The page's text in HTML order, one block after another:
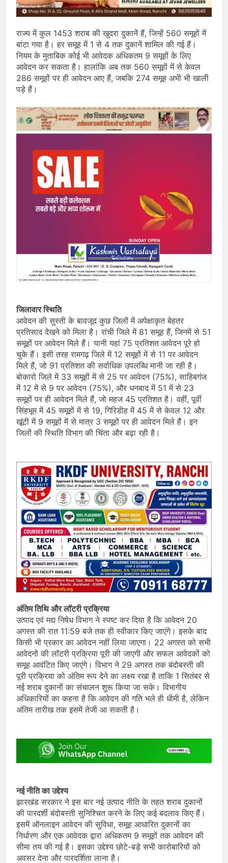
राज्य में कुल 1453 शराब की खुदरा दुकानें हैं, जिन्हें 560 समूहों में
बांटा गया है। हर समूह में 1 से 4 तक दुकानें शामिल की गई हैं।
नियम के मुताबिक कोई भी आवेदक अधिकतम 9 समूहों के लिए
आवेदन कर सकता है। हालांकि अब तक 560 समूहों में से केवल
286 समूहों पर ही आवेदन आए हैं, जबकि 274 समूह अभी भी खाली
पड़े हैं।
जिलावार स्थिति
आवेदन की सुस्ती के बावजूद कुछ जिलों में अपेक्षाकृत बेहतर
प्रतिसाद देखने को मिला है। रांची जिले में 81 समूह हैं, जिनमें से 51
समूहों पर आवेदन मिले हैं। यानी यहां 75 प्रतिशत आवेदन पूरे हो
चुके हैं। इसी तरह रामगढ़ जिले में 12 समूहों में से 11 पर आवेदन
मिले हैं, जो 91 प्रतिशत की सर्वाधिक उपलब्धि मानी जा रही है।
बोकारो जिले में 33 समूहों में से 25 पर आवेदन (75%), साहिबगंज
में 12 में से 9 पर आवेदन (75%), और धनबाद में 51 में से 23
समूहों पर ही आवेदन मिले हैं, जो महज 45 प्रतिशत है। वहीं, पूर्वी
सिंहभूम में 45 समूहों में से 19, गिरिडीह में 45 में से केवल 12 और
खूंटी में 9 समूहों में से मात्र 3 समूहों पर ही आवेदन मिले हैं। इन
जिलों की स्थिति विभाग की चिंता और बढ़ा रही है।
अंतिम तिथि और लॉटरी प्रक्रिया
उत्पाद एवं मद्य निषेध विभाग ने स्पष्ट कर दिया है कि आवेदन 20
अगस्त की रात 11:59 बजे तक ही स्वीकार किए जाएंगे। इसके बाद
किसी भी प्रकार का आवेदन नहीं लिया जाएगा। 22 अगस्त को सभी
आवेदनों की लॉटरी प्रक्रिया पूरी की जाएगी और सफल आवेदकों को
समूह आवंटित किए जाएंगे। विभाग ने 29 अगस्त तक बंदोबस्ती की
पूरी प्रक्रिया को अंतिम रूप देने का लक्ष्य रखा है ताकि 1 सितंबर से
नई शराब दुकानों का संचालन शुरू किया जा सके। विभागीय
अधिकारियों का कहना है कि आवेदन की गति भले ही धीमी है, लेकिन
अंतिम तारीख तक इसमें तेजी आ सकती है।
नई नीति का उद्देश्य
झारखंड सरकार ने इस बार नई उत्पाद नीति के तहत शराब दुकानों
की पारदर्शी बंदोबस्ती सुनिश्चित करने के लिए कई बदलाव किए हैं।
इसमें ऑनलाइन आवेदन की सुविधा, समूह आधारित दुकानों का
निर्धारण और एक आवेदक द्वारा अधिकतम 9 समूहों तक आवेदन की
सीमा तय की गई है। इसका उद्देश्य छोटे-बड़े सभी कारोबारियों को
अवसर देना और पारदर्शिता लाना है।